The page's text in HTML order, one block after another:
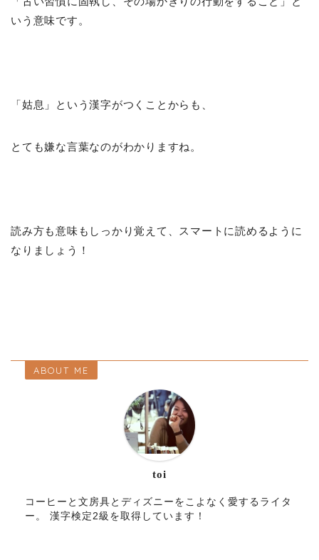
いう意味です。
「姑息」という漢字がつくことからも、
とても嫌な言葉なのがわかりますね。
読み方も意味もしっかり覚えて、スマートに読めるように
なりましょう！
ABOUT ME
toi
コーヒーと文房具とディズニーをこよなく愛するライタ
ー。 漢字検定2級を取得しています！